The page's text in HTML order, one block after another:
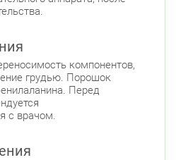
компонентов,
грудью. Порошок
Перед
с врачом.